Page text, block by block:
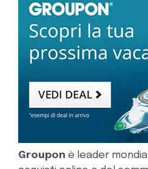
Groupon è leader